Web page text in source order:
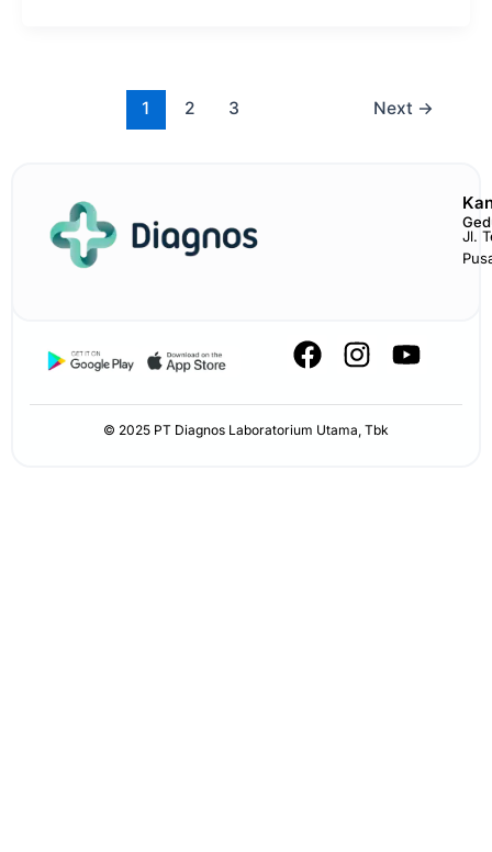
1 2 3 Next →
Jl.
F
a
c
e
I
n
s
t
Y
o
u
© 2025 PT Diagnos Laboratorium Utama, Tbk